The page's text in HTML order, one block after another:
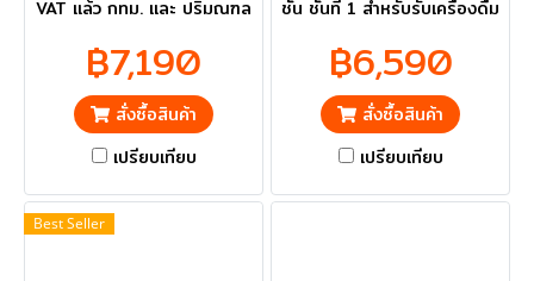
VAT แล้ว กทม. และ ปริมณฑล
฿7,190
สั่งซื้อสินค้า
เปรียบเทียบ
ชั้น ชั้นที่ 1 สำหรับรับเครื่องดื่ม
เอกสารหรือจดหมาย และชั้นที่
3 สำหรับรับพัสดุ สามารถ
หยอดจากด้านบน และรับของ
จากช่องข้างล่าง ราคารวม VAT
฿6,590
สั่งซื้อสินค้า
เปรียบเทียบ
Best Seller